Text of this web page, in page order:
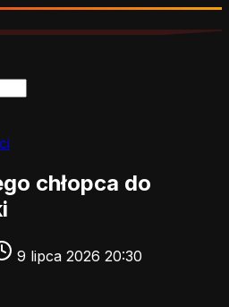
chłopca do
9 lipca 2026 20:30